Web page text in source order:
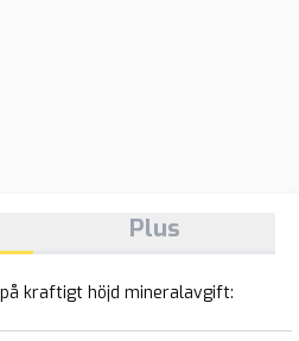
Plus
kraftigt höjd mineralavgift: